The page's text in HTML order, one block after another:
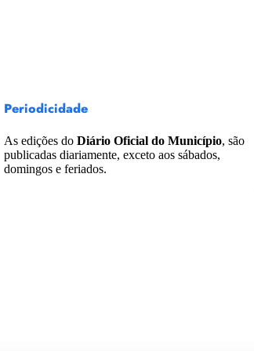
Periodicidade
As edições do Diário Oficial do Município, são
publicadas diariamente, exceto aos sábados,
domingos e feriados.